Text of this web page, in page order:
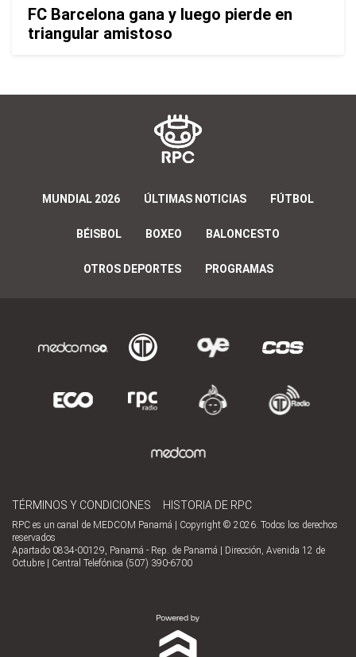
FC Barcelona gana y luego pierde en
triangular amistoso
MUNDIAL 2026 ÚLTIMAS NOTICIAS FÚTBOL
BÉISBOL BOXEO BALONCESTO
OTROS DEPORTES PROGRAMAS
TÉRMINOS Y CONDICIONES HISTORIA DE RPC
RPC es un canal de MEDCOM Panamá | Copyright © 2026. Todos los derechos
reservados
Apartado 0834-00129, Panamá - Rep. de Panamá | Dirección, Avenida 12 de
Octubre | Central Telefónica (507) 390-6700